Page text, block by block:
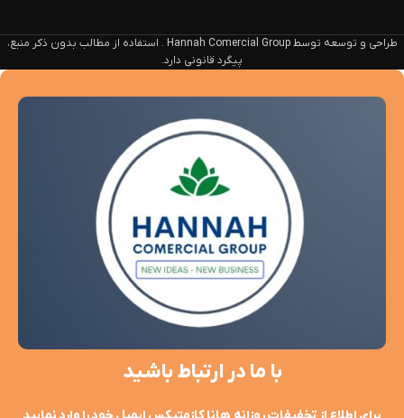
طراحی و توسعه توسط Hannah Comercial Group . استفاده از مطالب بدون ذکر منبع،
پیگرد قانونی دارد.
با ما در ارتباط باشید